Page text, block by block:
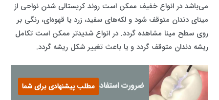
می‌باشد در انواع خفیف ممکن است روند کریستالی شدن نواحی از
مینای دندان متوقف شود و لکه‌های سفید، زرد یا قهوه‌ای، رنگی بر
روی سطح مینا مشاهده گردد. در انواع شدیدتر ممکن است تکامل
ریشه دندان متوقف گردد و یا باعث تغییر شکل ریشه گردد.
ضرورت استفاده از فیشور سیلانت
مطلب پیشنهادی برای شما